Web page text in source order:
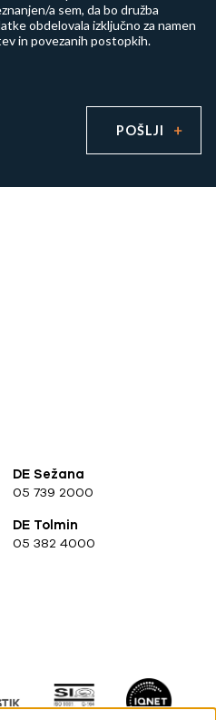
DE Sežana
05 739 2000
DE Tolmin
05 382 4000
a sem, da bo družba
obdelovala izključno za namen
in povezanih postopkih.
POŠLJI